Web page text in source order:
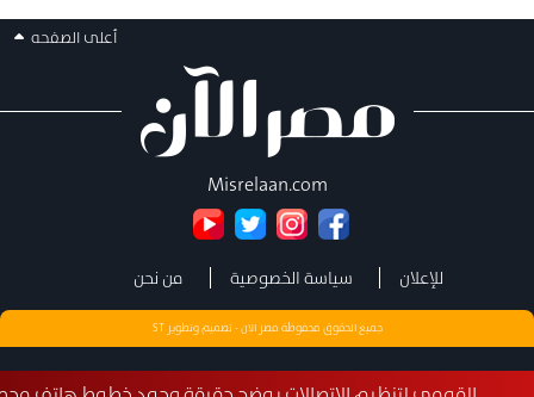
أعلى الصفحه
Misrelaan.com
للإعلان سياسة الخصوصية من نحن
جميع الحقوق محفوظة مصر الان - تصميم وتطويرST